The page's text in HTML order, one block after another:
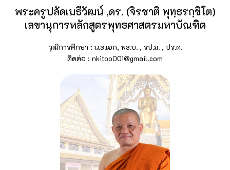
พระครูปลัดเมธีวัฒน์ ,ดร. (จิรชาติ พุทฺธรกฺขิโต)
เลขานุการหลักสูตรพุทธศาสตรมหาบัณฑิต
วุฒิการศึกษา : น.ธ.เอก, พธ.บ. , รป.ม. , ปร.ด.
ติดต่อ : nkitoo001@gmail.com